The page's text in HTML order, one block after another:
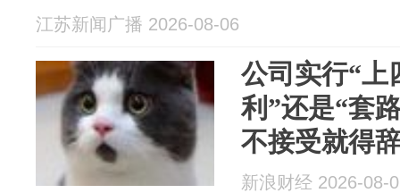
江苏新闻广播 2026-08-06
公司实行“上
利”还是“套
不接受就得
选？
新浪财经 2026-08-